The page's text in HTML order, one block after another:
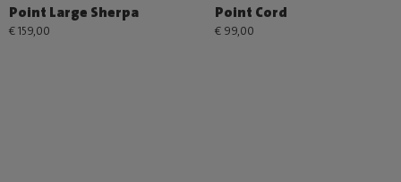
Point Large Sherpa
€ 159,00
Point Cord
€ 99,00